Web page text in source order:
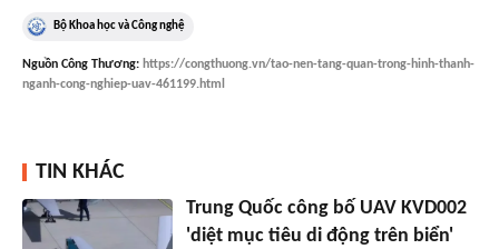
Bộ Khoa học và Công nghệ
Nguồn Công Thương: https://congthuong.vn/tao-nen-tang-quan-trong-hinh-thanh-
nganh-cong-nghiep-uav-461199.html
TIN KHÁC
Trung Quốc công bố UAV KVD002
'diệt mục tiêu di động trên biển'